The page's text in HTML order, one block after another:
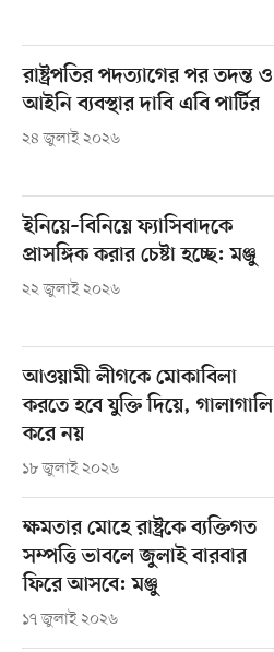
রাষ্ট্রপতির পদত্যাগের পর তদন্ত ও
আইনি ব্যবস্থার দাবি এবি পার্টির
২৪ জুলাই ২০২৬
ইনিয়ে–বিনিয়ে ফ্যাসিবাদকে
প্রাসঙ্গিক করার চেষ্টা হচ্ছে: মঞ্জু
২২ জুলাই ২০২৬
আওয়ামী লীগকে মোকাবিলা
করতে হবে যুক্তি দিয়ে, গালাগালি
করে নয়
১৮ জুলাই ২০২৬
ক্ষমতার মোহে রাষ্ট্রকে ব্যক্তিগত
সম্পত্তি ভাবলে জুলাই বারবার
ফিরে আসবে: মঞ্জু
১৭ জুলাই ২০২৬